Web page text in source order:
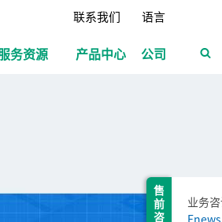
联系我们 语言
务资源 产品中心 公司
售 前 咨 询
业务咨